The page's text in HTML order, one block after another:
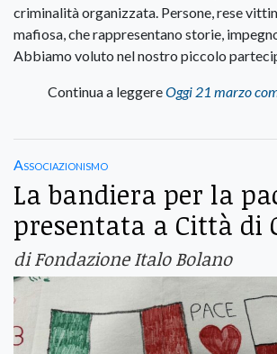
criminalità organizzata. Persone, rese
mafiosa, che rappresentano storie,
Abbiamo voluto nel nostro piccolo
Continua a leggereOggi 21 marzo
Associazionismo
La bandiera per la
presentata a Città di
di Fondazione Italo Bolano